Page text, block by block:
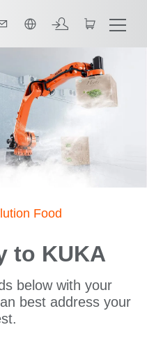
Food
to KUKA
below with your
best address your